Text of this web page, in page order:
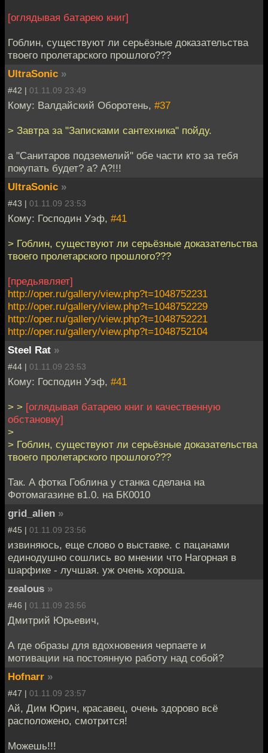
[оглядывая батарею книг]
Гоблин, существуют ли серьёзные доказательства
твоего пролетарского прошлого???
UltraSonic »
#42 | 01.11.09 23:49
Кому: Валдайский Оборотень, #37
> Завтра за "Записками сантехника" пойду.
а "Санитаров подземелий" обе части кто за тебя
покупать будет? а? А?!!!
UltraSonic »
#43 | 01.11.09 23:53
Кому: Господин Уэф, #41
> Гоблин, существуют ли серьёзные доказательства
твоего пролетарского прошлого???
[предьявляет]
http://oper.ru/gallery/view.php?t=1048752231
http://oper.ru/gallery/view.php?t=1048752229
http://oper.ru/gallery/view.php?t=1048752221
http://oper.ru/gallery/view.php?t=1048752104
Steel Rat »
#44 | 01.11.09 23:53
Кому: Господин Уэф, #41
> > [оглядывая батарею книг и качественную
обстановку]
>
> Гоблин, существуют ли серьёзные доказательства
твоего пролетарского прошлого???
Так. А фотка Гоблина у станка сделана на
Фотомагазине в1.0. на БК0010
grid_alien »
#45 | 01.11.09 23:56
извиняюсь, еще слово о выставке. с пацанами
единодушно сошлись во мнении что Нагорная в
шарфике - лучшая. уж очень хороша.
zealous »
#46 | 01.11.09 23:56
Дмитрий Юрьевич,
А где образы для вдохновения черпаете и
мотивации на постоянную работу над собой?
Hofnarr »
#47 | 01.11.09 23:57
Ай, Дим Юрич, красавец, очень здорово всё
расположено, смотрится!
Можешь!!!